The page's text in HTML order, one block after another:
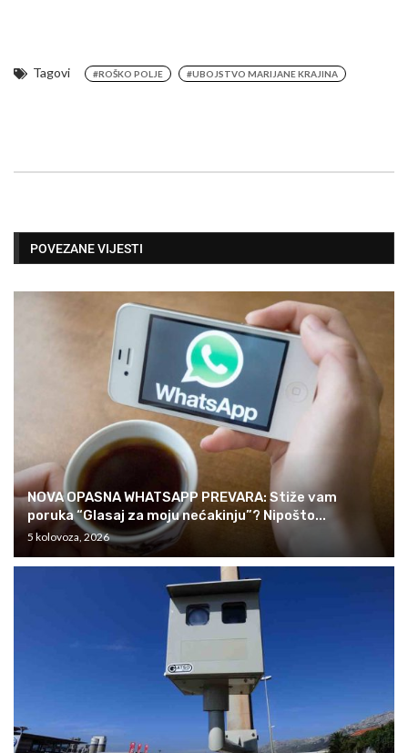
Tagovi #ROŠKO POLJE #UBOJSTVO MARIJANE KRAJINA
POVEZANE VIJESTI
NOVA OPASNA WHATSAPP PREVARA: Stiže vam
poruka “Glasaj za moju nećakinju”? Nipošto...
5 kolovoza, 2026